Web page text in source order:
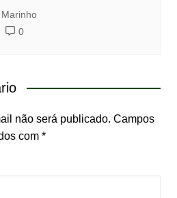
Marinho
0
não será publicado. Campos
com *